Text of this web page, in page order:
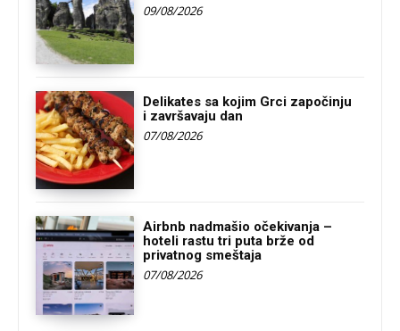
09/08/2026
Delikates sa kojim Grci započinju
i završavaju dan
07/08/2026
Airbnb nadmašio očekivanja –
hoteli rastu tri puta brže od
privatnog smeštaja
07/08/2026